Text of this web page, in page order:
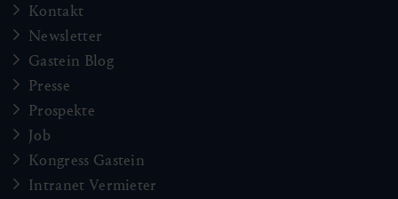
Kontakt
Newsletter
Gastein Blog
Presse
Prospekte
Job
Kongress Gastein
Intranet Vermieter